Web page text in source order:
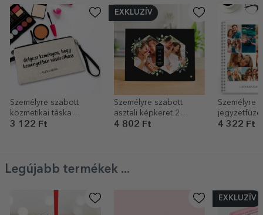
Személyre szabott
kozmetikai táska
szöveggel
3 122 Ft
EXKLUZÍV
Személyre szabott
asztali képkeret 2
fotóval és szöveggel –
4 802 Ft
Személyre
és
4 322 Ft
Legújabb termékek ...
EXKLUZÍV